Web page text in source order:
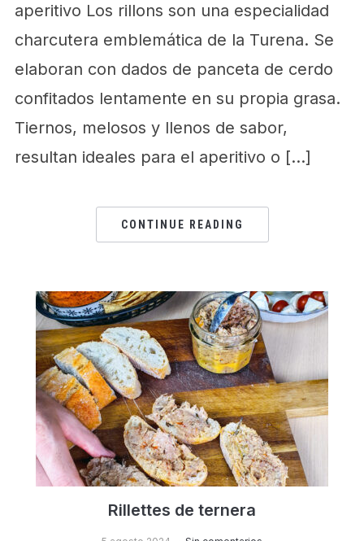
aperitivo Los rillons son una especialidad
charcutera emblemática de la Turena. Se
elaboran con dados de panceta de cerdo
confitados lentamente en su propia grasa.
Tiernos, melosos y llenos de sabor,
resultan ideales para el aperitivo o […]
CONTINUE READING
Rillettes de ternera